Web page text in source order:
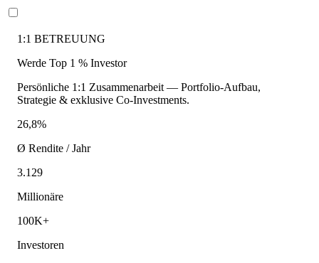
1:1 BETREUUNG
Werde Top 1 % Investor
Persönliche 1:1 Zusammenarbeit — Portfolio-Aufbau,
Strategie & exklusive Co-Investments.
26,8%
Ø Rendite / Jahr
3.129
Millionäre
100K+
Investoren